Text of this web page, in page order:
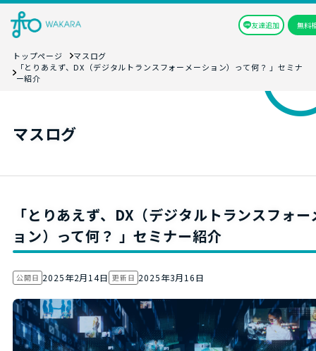
友達追加 無料
トップページ
マスログ
「とりあえず、DX（デジタルトランスフォーメーション）って何？ 」セミナ
ー紹介
マスログ
「とりあえず、DX（デジタルトランスフォー
ョン）って何？ 」セミナー紹介
公開日 2025年2月14日 更新日 2025年3月16日